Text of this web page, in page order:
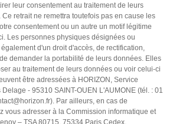
leur consentement au traitement de leurs
retrait ne remettra toutefois pas en cause les
consentement ou un autre un motif légitime
Les personnes physiques désignées ou
d'un droit d'accès, de rectification,
demander la portabilité de leurs données. Elles
au traitement de leurs données ou voir celui-ci
être adressées à HORIZON, Service
- 95310 SAINT-OUEN L'AUMONE (tél. : 01
). Par ailleurs, en cas de
vous adresser à la Commission informatique et
– TSA 80715, 75334 Paris Cedex.